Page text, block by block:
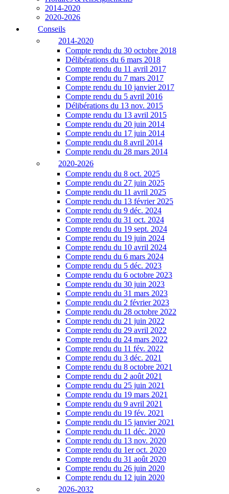
2014-2020
2020-2026
Conseils
2014-2020
Compte rendu du 30 octobre 2018
Délibérations du 6 mars 2018
Compte rendu du 11 avril 2017
Compte rendu du 7 mars 2017
Compte rendu du 10 janvier 2017
Compte rendu du 5 avril 2016
Délibérations du 13 nov. 2015
Compte rendu du 13 avril 2015
Compte rendu du 20 juin 2014
Compte rendu du 17 juin 2014
Compte rendu du 8 avril 2014
Compte rendu du 28 mars 2014
2020-2026
Compte rendu du 8 oct. 2025
Compte rendu du 27 juin 2025
Compte rendu du 11 avril 2025
Compte rendu du 13 février 2025
Compte rendu du 9 déc. 2024
Compte rendu du 31 oct. 2024
Compte rendu du 19 sept. 2024
Compte rendu du 19 juin 2024
Compte rendu du 10 avril 2024
Compte rendu du 6 mars 2024
Compte rendu du 5 déc. 2023
Compte rendu du 6 octobre 2023
Compte rendu du 30 juin 2023
Compte rendu du 31 mars 2023
Compte rendu du 2 février 2023
Compte rendu du 28 octobre 2022
Compte rendu du 21 juin 2022
Compte rendu du 29 avril 2022
Compte rendu du 24 mars 2022
Compte rendu du 11 fév. 2022
Compte rendu du 3 déc. 2021
Compte rendu du 8 octobre 2021
Compte rendu du 2 août 2021
Compte rendu du 25 juin 2021
Compte rendu du 19 mars 2021
Compte rendu du 9 avril 2021
Compte rendu du 19 fév. 2021
Compte rendu du 15 janvier 2021
Compte rendu du 11 déc. 2020
Compte rendu du 13 nov. 2020
Compte rendu du 1er oct. 2020
Compte rendu du 31 août 2020
Compte rendu du 26 juin 2020
Compte rendu du 12 juin 2020
2026-2032